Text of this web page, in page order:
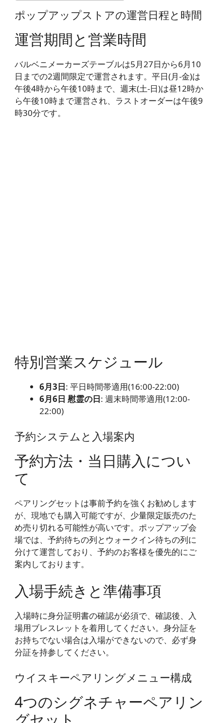
ポップアップストアの運営日程と時間
運営期間と営業時間
バルベニメーカーズテーブルは5月27日から6月10
日までの2週間限定で運営されます。平日(月-金)は
午後4時から午後10時まで、週末(土-日)は昼12時か
ら午後10時まで運営され、ラストオーダーは午後9
時30分です。
特別営業スケジュール
6月3日: 平日時間帯適用(16:00-22:00)
6月6日 慰霊の日: 週末時間帯適用(12:00-
22:00)
予約システムと入場案内
予約方法・当日購入につい
て
ペアリングセットは事前予約を強くお勧めします
が、現地でも購入可能ですが、少量限定販売のた
め売り切れる可能性が高いです。ポップアップ会
場では、予約待ちの列とウォークイン待ちの列に
分けて運営しており、予約のお客様を優先的にご
案内しております。
入場手続きと準備事項
入場時に身分証明書の確認が必須で、確認後、入
場用ブレスレットを着用してください。身分証を
お持ちでない場合は入場ができないので、必ず身
分証を持参してください。
ウイスキーペアリングメニュー構成
4つのシグネチャーペアリン